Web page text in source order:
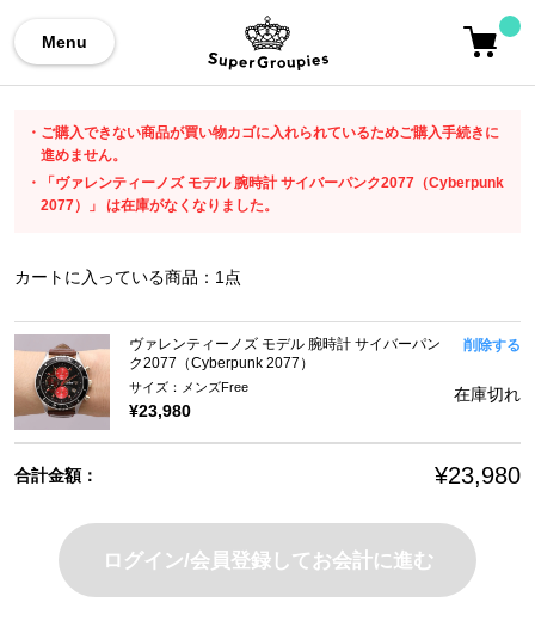
Menu
ご購入できない商品が買い物カゴに入れられているためご購入手続きに
進めません。
「ヴァレンティーノズ モデル 腕時計 サイバーパンク2077（Cyberpunk
2077）」 は在庫がなくなりました。
カートに入っている商品： 1 点
ヴァレンティーノズ モデル 腕時計 サイバーパン
ク2077（Cyberpunk 2077）
サイズ：メンズFree
¥23,980
削除する
在庫切れ
合計金額： ¥23,980
ログイン/会員登録してお会計に進む